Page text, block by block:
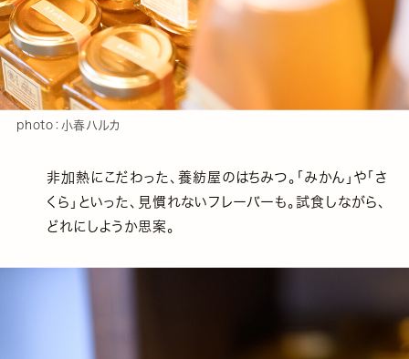
photo：小春ハルカ
非加熱にこだわった、養紡屋のはちみつ。「みかん」や「さ
くら」といった、見慣れないフレーバーも。試食しながら、
どれにしようか思案。